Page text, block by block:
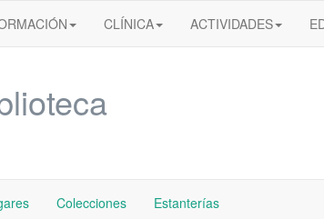
CLÍNICA ACTIVIDADES
Colecciones Estanterías